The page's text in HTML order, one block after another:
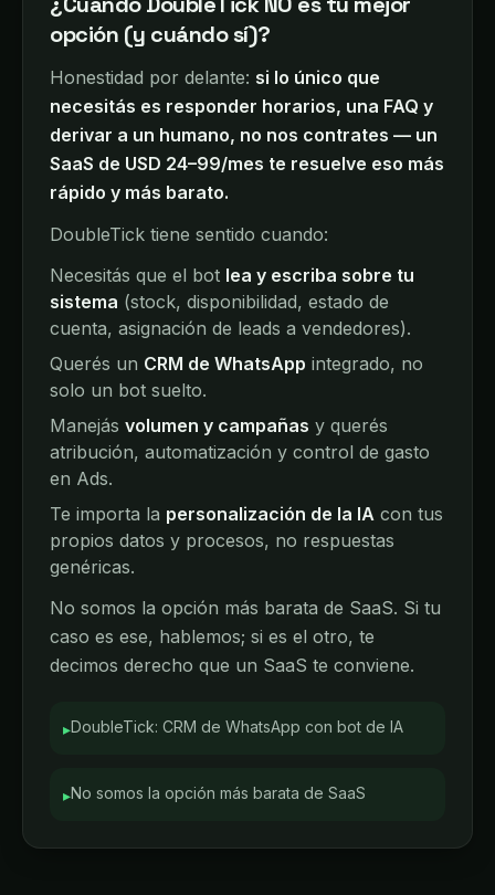
opción (y cuándo sí)?
Honestidad por delante: si lo único que
necesitás es responder horarios, una FAQ y
derivar a un humano, no nos contrates — un
SaaS de USD 24–99/mes te resuelve eso más
rápido y más barato.
DoubleTick tiene sentido cuando:
Necesitás que el bot lea y escriba sobre tu
sistema (stock, disponibilidad, estado de
cuenta, asignación de leads a vendedores).
Querés un CRM de WhatsApp integrado, no
solo un bot suelto.
Manejás volumen y campañas y querés
atribución, automatización y control de gasto
en Ads.
Te importa la personalización de la IA con tus
propios datos y procesos, no respuestas
genéricas.
No somos la opción más barata de SaaS. Si tu
caso es ese, hablemos; si es el otro, te
decimos derecho que un SaaS te conviene.
▸DoubleTick: CRM de WhatsApp con bot de IA
▸No somos la opción más barata de SaaS